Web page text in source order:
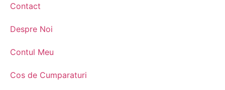
Contact
Despre Noi
Contul Meu
Cos de Cumparaturi